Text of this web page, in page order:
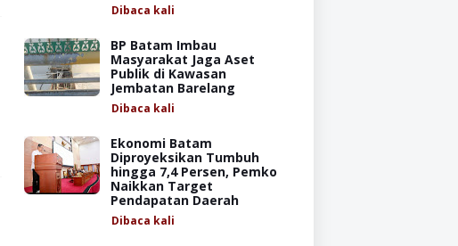
Dibaca kali
BP Batam Imbau
Masyarakat Jaga Aset
Publik di Kawasan
Jembatan Barelang
Dibaca kali
Ekonomi Batam
Diproyeksikan Tumbuh
hingga 7,4 Persen, Pemko
Naikkan Target
Pendapatan Daerah
Dibaca kali